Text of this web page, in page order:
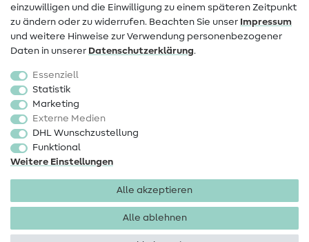
Beliebt
Stoffe
Sale
Schnittmuster
einzuwilligen und die Einwilligung zu einem späteren Zeitpunkt
zu ändern oder zu widerrufen. Beachten Sie unser Impressum
und weitere Hinweise zur Verwendung personenbezogener
Daten in unserer Daten­schutz­erklärung.
Essenziell
Statistik
Marketing
Externe Medien
DHL Wunschzustellung
Funktional
Weitere Einstellungen
Alle akzeptieren
Alle ablehnen
Impressum Datenschutz
AGB